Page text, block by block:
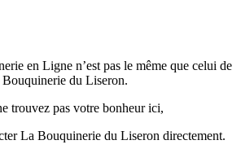
en Ligne n’est pas le même que celui de
Bouquinerie du Liseron.
trouvez pas votre bonheur ici,
La Bouquinerie du Liseron directement.